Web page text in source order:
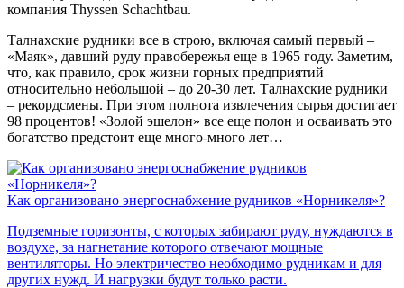
компания Thyssen Schachtbau.
Талнахские рудники все в строю, включая самый первый –
«Маяк», давший руду правобережья еще в 1965 году. Заметим,
что, как правило, срок жизни горных предприятий
относительно небольшой – до 20-30 лет. Талнахские рудники
– рекордсмены. При этом полнота извлечения сырья достигает
98 процентов! «Золой эшелон» все еще полон и осваивать это
богатство предстоит еще много-много лет…
Как организовано энергоснабжение рудников «Норникеля»?
Подземные горизонты, с которых забирают руду, нуждаются в
воздухе, за нагнетание которого отвечают мощные
вентиляторы. Но электричество необходимо рудникам и для
других нужд. И нагрузки будут только расти.